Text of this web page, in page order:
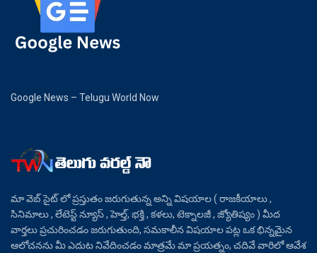
Google News – Telugu World Now
మా వెబ్ సైట్ లో ప్రస్తుతం జరుగుతున్న అన్ని విషయాల ( రాజకీయాలు ,
సినిమాలు , లేటెస్ట్ న్యూస్ , హెల్త్, భక్తి , కళలు, టెక్నాలజీ , జ్యోతిష్యం ) మీద
వార్తలు ప్రచురించడం జరుగుతుంది, సమకాలీన విషయాల పట్ల ఒక భిన్నమైన
ఆలోచనను మీ ఎదుట నివేదించడం మాత్రమే మా ప్రయత్నం, చదివే వారిలో ఆవేశ